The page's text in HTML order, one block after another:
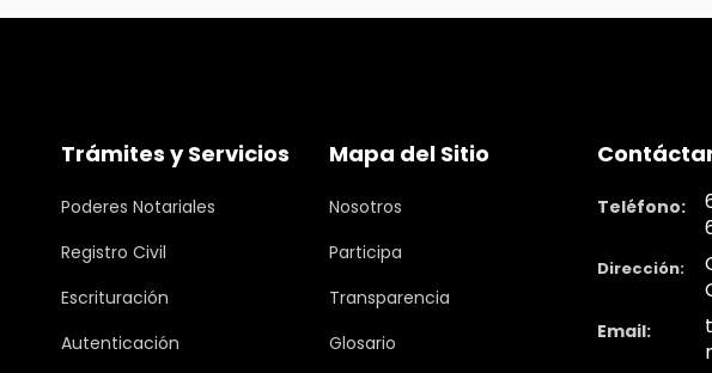
Trámites y Servicios
Poderes Notariales
Registro Civil
Escrituración
Autenticación
Mapa del Sitio
Nosotros
Participa
Transparencia
Glosario
Teléfono:
Dirección:
Email: